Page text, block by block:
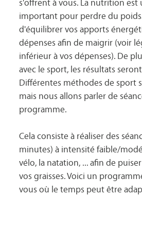
important pour perdre du
d'équilibrer vos apports
dépenses afin de maigrir (voir
inférieur à vos dépenses). De
avec le sport, les résultats
Différentes méthodes de sport
mais nous allons parler de
programme.
Cela consiste à réaliser des
minutes) à intensité faible/
vélo, la natation, ... afin de
vos graisses. Voici un
vous où le temps peut être